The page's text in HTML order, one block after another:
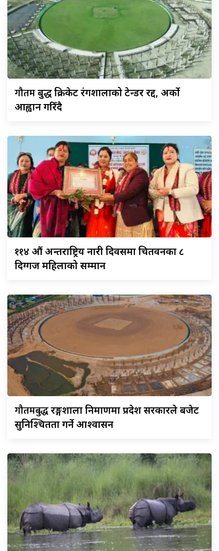
गौतमबुद्ध क्रिकेट रंगशालाको टेन्डर रद्द, अर्को
आह्वान गरिँदै
११४ औं अन्तराष्ट्रिय नारी दिवसमा चितवनका ८
दिग्गज महिलाको सम्मान
गौतमबुद्धरङ्गशाला निर्माणमा प्रदेश सरकारले बजेट
सुनिश्चितता गर्ने आश्वासन